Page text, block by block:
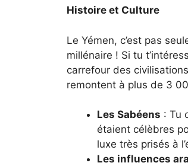
Histoire et Culture
Le Yémen, c’est pas
millénaire ! Si tu
carrefour des
remontent à plus de 3
Les Sabéens : Tu
étaient célèbres
luxe très prisés à
Les influences